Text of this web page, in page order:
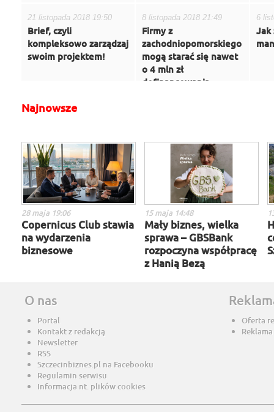
21 listopada 2018 19:50
Brief, czyli
kompleksowo zarządzaj
swoim projektem!
8 listopada 2018 21:49
Firmy z
zachodniopomorskiego
mogą starać się nawet
o 4 mln zł
dofinansowania
6
Jak
Najnowsze
28 maja 19:06
Copernicus Club stawia
na wydarzenia
biznesowe
15 maja 14:48
Mały biznes, wielka
sprawa – GBSBank
rozpoczyna współpracę
z Hanią Bezą
O nas
Portal
Kontakt z redakcją
Newsletter
RSS
Szczecinbiznes.pl na Facebooku
Regulamin serwisu
Informacja nt. plików cookies
Oferta